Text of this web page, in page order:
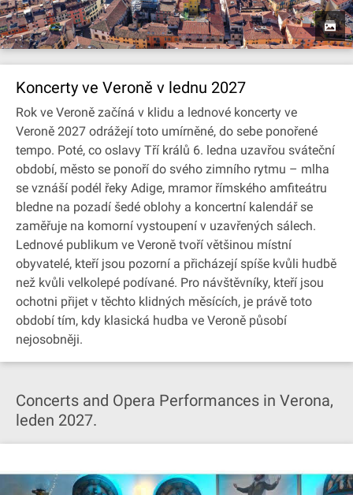
Koncerty ve Veroně v lednu 2027
Rok ve Veroně začíná v klidu a lednové koncerty ve
Veroně 2027 odrážejí toto umírněné, do sebe ponořené
tempo. Poté, co oslavy Tří králů 6. ledna uzavřou sváteční
období, město se ponoří do svého zimního rytmu – mlha
se vznáší podél řeky Adige, mramor římského amfiteátru
bledne na pozadí šedé oblohy a koncertní kalendář se
zaměřuje na komorní vystoupení v uzavřených sálech.
Lednové publikum ve Veroně tvoří většinou místní
obyvatelé, kteří jsou pozorní a přicházejí spíše kvůli hudbě
než kvůli velkolepé podívané. Pro návštěvníky, kteří jsou
ochotni přijet v těchto klidných měsících, je právě toto
období tím, kdy klasická hudba ve Veroně působí
nejosobněji.
Concerts and Opera Performances in Verona,
leden 2027.